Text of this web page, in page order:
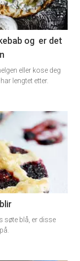
og er det
eller kose deg
lengtet etter.
søte blå, er disse